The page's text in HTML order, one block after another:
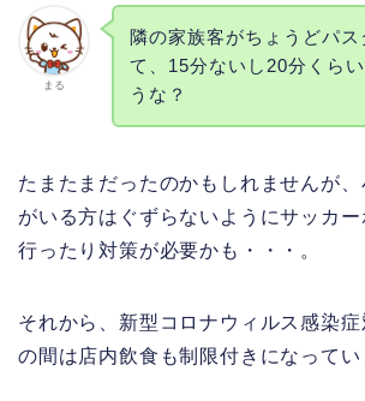
まる
隣の家族客がちょうどパス
て、15分ないし20分くら
うな？
たまたまだったのかもしれませんが
がいる方はぐずらないようにサッカー
行ったり対策が必要かも・・・。
それから、新型コロナウィルス感染
の間は店内飲食も制限付きになってい